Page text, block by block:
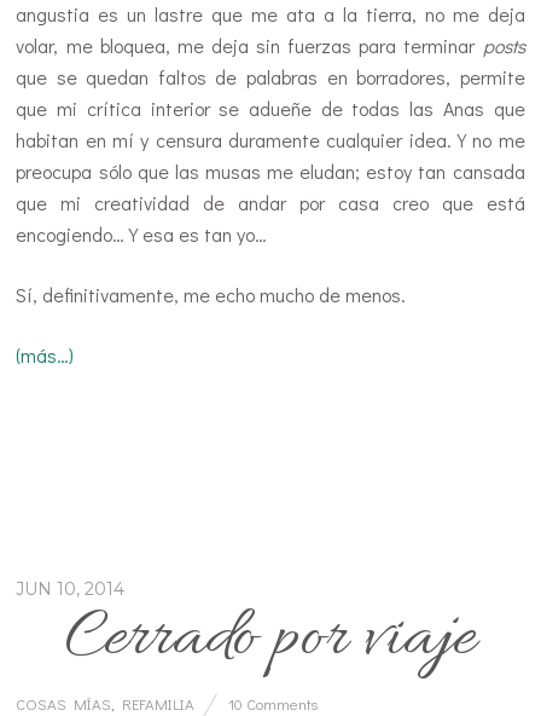
angustia es un lastre que me ata a la tierra, no me deja
volar, me bloquea, me deja sin fuerzas para terminar posts
que se quedan faltos de palabras en borradores, permite
que mi crítica interior se adueñe de todas las Anas que
habitan en mí y censura duramente cualquier idea. Y no me
preocupa sólo que las musas me eludan; estoy tan cansada
que mi creatividad de andar por casa creo que está
encogiendo…Y esa es tan yo…
Sí, definitivamente, me echo mucho de menos.
(más…)
JUN 10, 2014
Cerrado por viaje
COSAS MÍAS REFAMILIA 10 Comments